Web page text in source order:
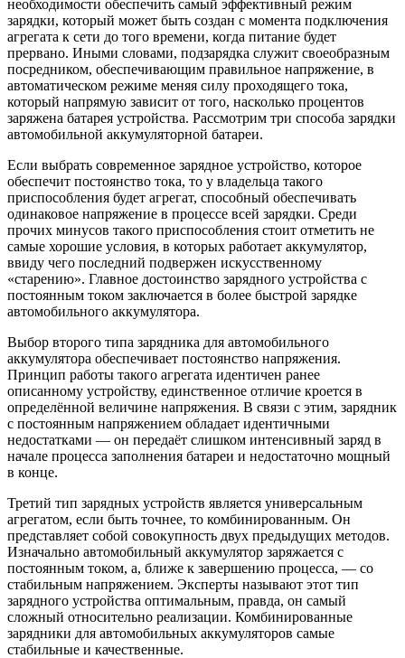
необходимости обеспечить самый эффективный режим
зарядки, который может быть создан с момента подключения
агрегата к сети до того времени, когда питание будет
прервано. Иными словами, подзарядка служит своеобразным
посредником, обеспечивающим правильное напряжение, в
автоматическом режиме меняя силу проходящего тока,
который напрямую зависит от того, насколько процентов
заряжена батарея устройства. Рассмотрим три способа зарядки
автомобильной аккумуляторной батареи.
Если выбрать современное зарядное устройство, которое
обеспечит постоянство тока, то у владельца такого
приспособления будет агрегат, способный обеспечивать
одинаковое напряжение в процессе всей зарядки. Среди
прочих минусов такого приспособления стоит отметить не
самые хорошие условия, в которых работает аккумулятор,
ввиду чего последний подвержен искусственному
«старению». Главное достоинство зарядного устройства с
постоянным током заключается в более быстрой зарядке
автомобильного аккумулятора.
Выбор второго типа зарядника для автомобильного
аккумулятора обеспечивает постоянство напряжения.
Принцип работы такого агрегата идентичен ранее
описанному устройству, единственное отличие кроется в
определённой величине напряжения. В связи с этим, зарядник
с постоянным напряжением обладает идентичными
недостатками — он передаёт слишком интенсивный заряд в
начале процесса заполнения батареи и недостаточно мощный
в конце.
Третий тип зарядных устройств является универсальным
агрегатом, если быть точнее, то комбинированным. Он
представляет собой совокупность двух предыдущих методов.
Изначально автомобильный аккумулятор заряжается с
постоянным током, а, ближе к завершению процесса, — со
стабильным напряжением. Эксперты называют этот тип
зарядного устройства оптимальным, правда, он самый
сложный относительно реализации. Комбинированные
зарядники для автомобильных аккумуляторов самые
стабильные и качественные.